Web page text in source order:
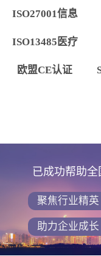
ISO27001信息
ISO13485医疗
欧盟CE认证
已成功帮助全
聚焦行业精英
助力企业成长